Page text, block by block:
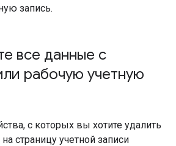
запись.
все данные с
рабочую учетную
с которых вы хотите удалить
страницу учетной записи